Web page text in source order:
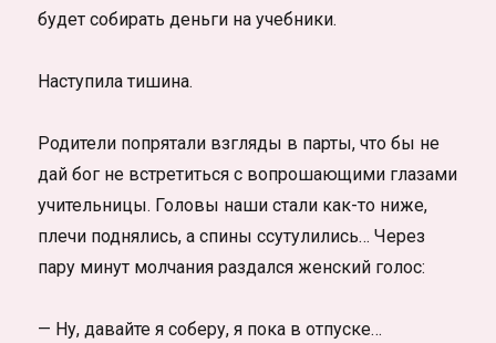
будет собирать деньги на учебники.
Наступила тишина.
Родители попрятали взгляды в парты, что бы не
дай бог не встретиться с вопрошающими глазами
учительницы. Головы наши стали как-то ниже,
плечи поднялись, а спины ссутулились… Через
пару минут молчания раздался женский голос:
— Ну, давайте я соберу, я пока в отпуске…